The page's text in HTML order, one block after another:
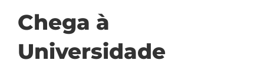
Chega à
Universidade